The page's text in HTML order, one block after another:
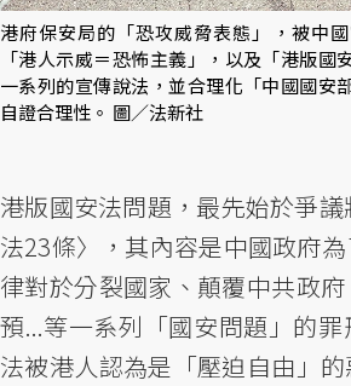
港府保安局的「恐攻威脅表態」，被中
「港人示威＝恐怖主義」，以及「港版國
一系列的宣傳說法，並合理化「中國國安
自證合理性。 圖／法新社
港版國安法問題，最先始於爭
法23條〉，其內容是中國政府
律對於分裂國家、顛覆中共政
預...等一系列「國安問題」的
法被港人認為是「壓迫自由」